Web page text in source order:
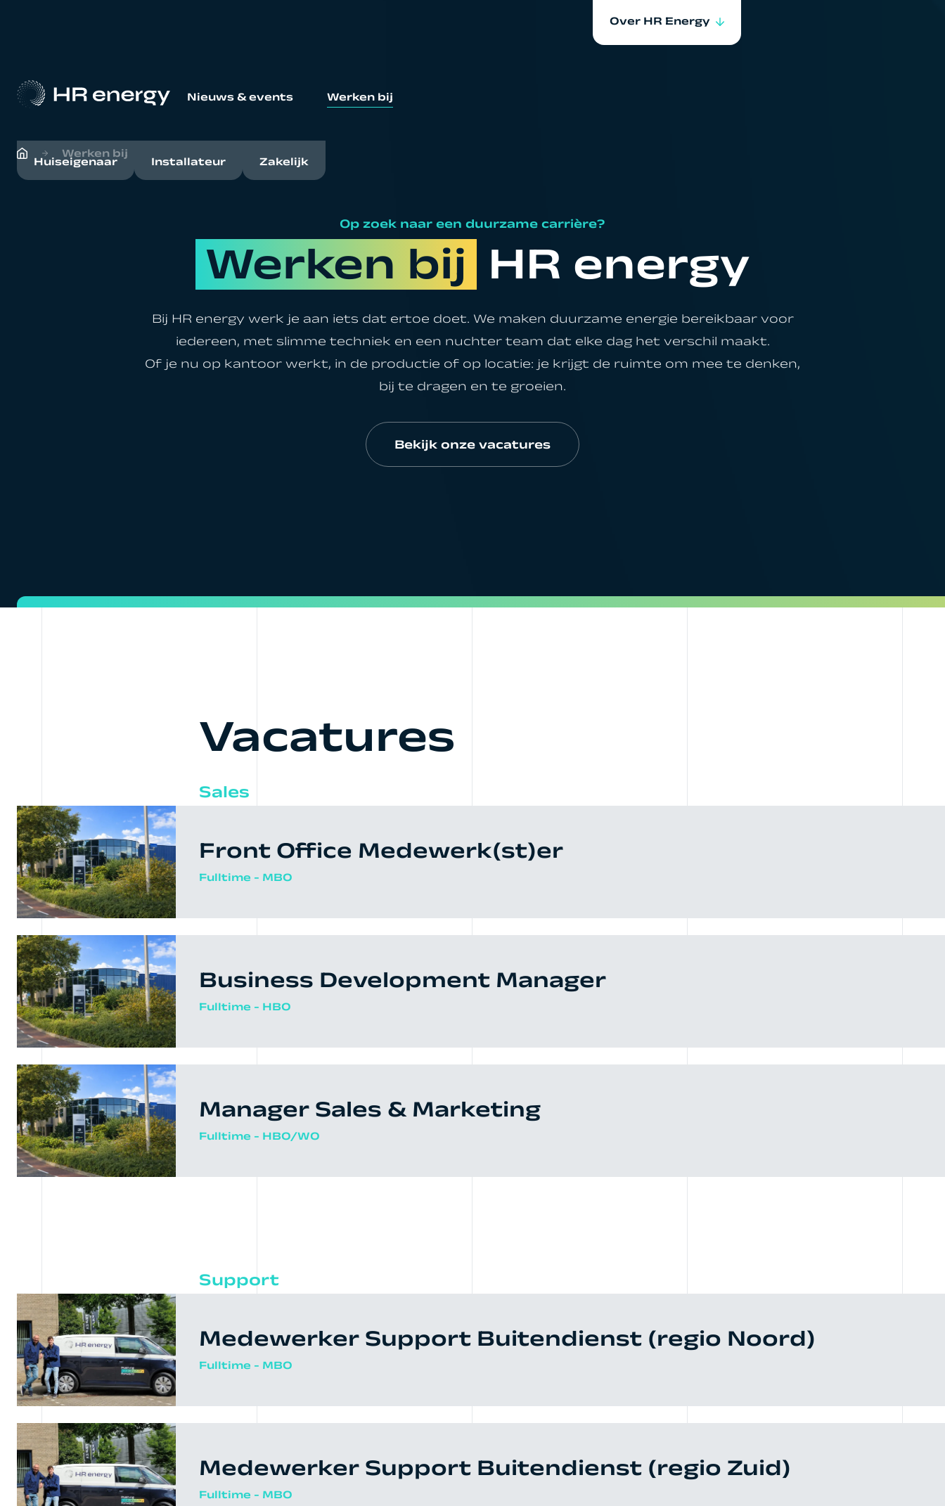
Huiseigenaar Installateur Zakelijk
Over HR Energy
Nieuws & events Werken bij
Werken bij
Op zoek naar een duurzame carrière?
Werken bij HR energy
Bij HR energy werk je aan iets dat ertoe doet. We maken duurzame energie bereikbaar voor
iedereen, met slimme techniek en een nuchter team dat elke dag het verschil maakt.
Of je nu op kantoor werkt, in de productie of op locatie: je krijgt de ruimte om mee te denken,
bij te dragen en te groeien.
Bekijk onze vacatures
Vacatures
Sales
Front Office Medewerk(st)er
Fulltime - MBO
Business Development Manager
Fulltime - HBO
Manager Sales & Marketing
Fulltime - HBO/WO
Support
Medewerker Support Buitendienst (regio Noord)
Fulltime - MBO
Medewerker Support Buitendienst (regio Zuid)
Fulltime - MBO